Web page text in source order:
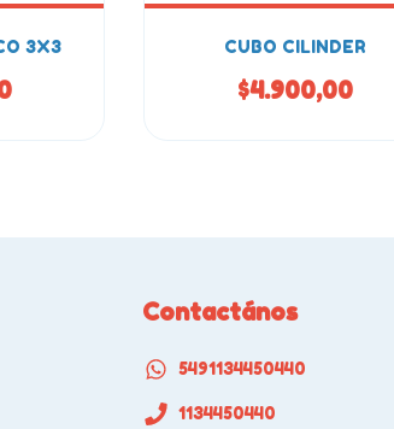
3X3 CUBO CILINDER
$4.900,00
Contactános
5491134450440
1134450440